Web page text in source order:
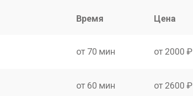
Время Цена
от 70 мин от 2000 ₽
от 60 мин от 2600 ₽